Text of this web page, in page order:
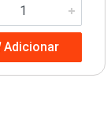
Adicionar